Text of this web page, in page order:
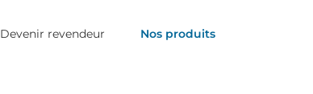
Devenir revendeur Nos produits